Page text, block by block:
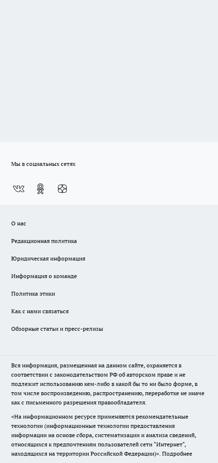
Мы в социальных сетях
О нас
Редакционная политика
Юридическая информация
Информация о команде
Политика этики
Как с нами связаться
Обзорные статьи и пресс-релизы
Вся информация, размещенная на данном сайте, охраняется в
соответствии с законодательством РФ об авторском праве и не
подлежит использованию кем-либо в какой бы то ни было форме, в
том числе воспроизведению, распространению, переработке не иначе
как с письменного разрешения правообладателя.
«На информационном ресурсе применяются рекомендательные
технологии (информационные технологии предоставления
информации на основе сбора, систематизации и анализа сведений,
относящихся к предпочтениям пользователей сети "Интернет",
находящихся на территории Российской Федерации)». Подробнее